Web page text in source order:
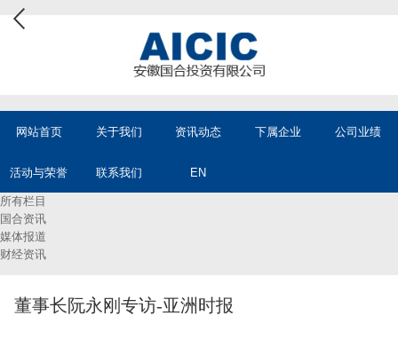
网站首页 关于我们 资讯动态 下属企业 公司业绩
活动与荣誉 联系我们 EN
所有栏目
国合资讯
媒体报道
财经资讯
董事长阮永刚专访-亚洲时报